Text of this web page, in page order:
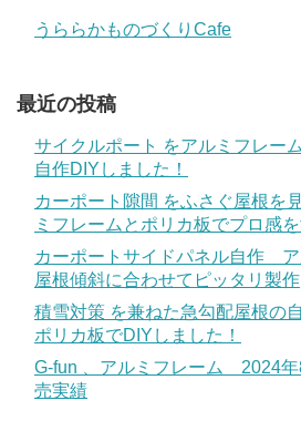
うららかものづくりCafe
最近の投稿
サイクルポート をアルミフレー
自作DIYしました！
カーポート隙間 をふさぐ屋根を
ミフレームとポリカ板でプロ感
カーポートサイドパネル自作
屋根傾斜に合わせてピッタリ製作
積雪対策 を兼ねた急勾配屋根の
ポリカ板でDIYしました！
G-fun 、アルミフレーム 2024年
売実績